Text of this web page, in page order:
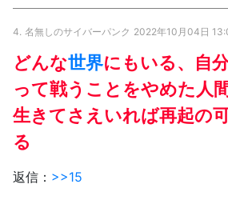
4. 名無しのサイバーパンク 2022年10月04日
どんな世界にもいる、自
って戦うことをやめた人
生きてさえいれば再起の
る
返信： >>15